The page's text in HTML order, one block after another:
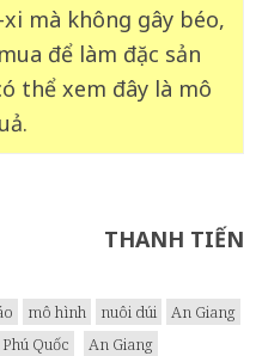
mà không gây béo,
để làm đặc sản
thể xem đây là mô
THANH TIẾN
mô hình nuôi dúi
An Giang
Phú Quốc
An Giang